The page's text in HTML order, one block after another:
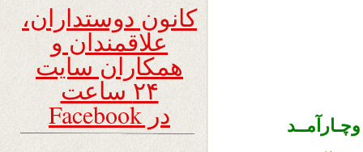
کانون دوستداران،
علاقمندان و
همکاران سایت
۲۴ ساعت
در Facebook